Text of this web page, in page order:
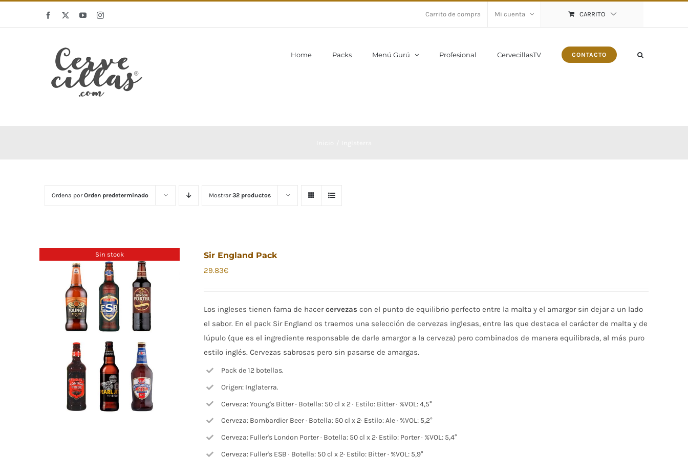
Facebook YouTubeInstagram Carrito de compra Mi cuenta CARRITO
Home Packs Menú Gurú Profesional CervecillasTV CONTACTO
Ordena porOrden predeterminado Mostrar32 productos
Sin stock Sir England Pack
29.83€
Los ingleses tienen fama de hacercervezas con el punto de equilibrio perfecto entre la malta y el amargor sin dejar a un lado
el sabor. En el pack Sir England os traemos una selección de cervezas inglesas, entre las que destaca el carácter de malta y de
lúpulo (que es el ingrediente responsable de darle amargor a la cerveza) pero combinados de manera equilibrada, al más puro
estilo inglés. Cervezas sabrosas pero sin pasarse de amargas.
Pack de 12 botellas.
Origen: Inglaterra.
Cerveza: Young's Bitter · Botella: 50 cl x 2 · Estilo: Bitter · %VOL: 4,5­°
Cerveza: Bombardier Beer · Botella: 50 cl x 2· Estilo: Ale · %VOL: 5,2°
Cerveza: Fuller's London Porter · Botella: 50 cl x 2· Estilo: Porter · %VOL: 5,4°
Cerveza: Fuller's ESB · Botella: 50 cl x 2· Estilo: Bitter · %VOL: 5,9°